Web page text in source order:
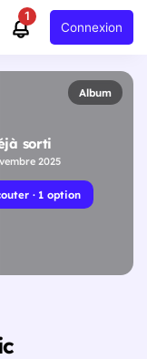
1
Connexion
Album
sorti
2025
· 1 option